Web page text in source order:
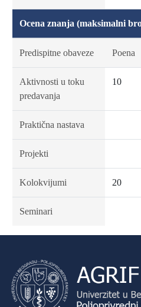
Ocena znanja (maksimalni
Predispitne obaveze Poena
Aktivnosti u toku
predavanja
10
Praktična nastava
Projekti
Kolokvijumi 20
Seminari